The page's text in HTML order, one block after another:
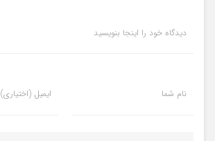
دیدگاه خود را اینجا بنویسید
نام شما ایمیل (اختیاری)